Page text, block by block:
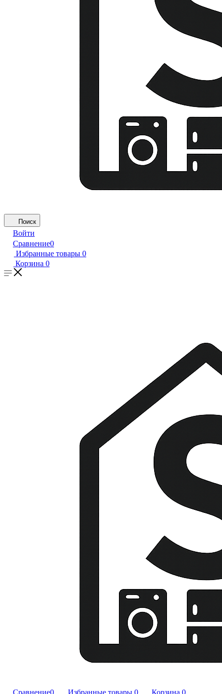
Поиск
Войти
Сравнение0
Избранные товары 0
Корзина 0
Сравнение0 Избранные товары 0 Корзина 0